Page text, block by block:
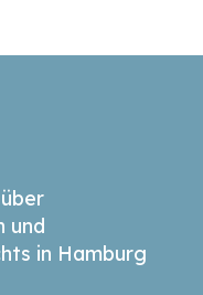
und
in Hamburg